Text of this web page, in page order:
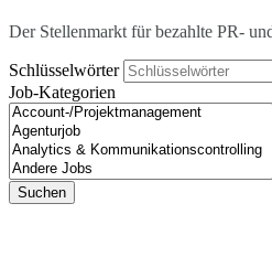
Der Stellenmarkt für bezahlte PR-
Schlüsselwörter
Job-Kategorien
Suchen